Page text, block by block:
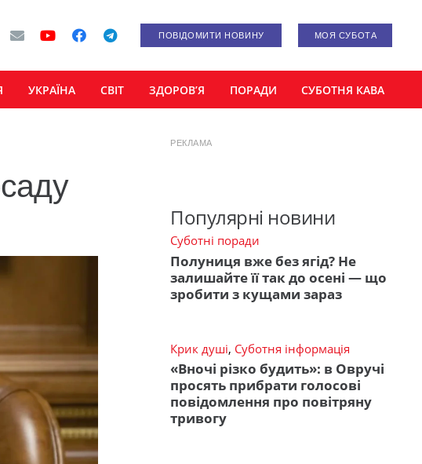
ПОВІДОМИТИ НОВИНУ МОЯ СУБОТА
УКРАЇНА СВІТ ЗДОРОВ’Я ПОРАДИ СУБОТНЯ КАВА
РЕКЛАМА
Популярні новини
Суботні поради
Полуниця вже без ягід? Не
залишайте її так до осені — що
зробити з кущами зараз
Крик душі, Суботня інформація
«Вночі різко будить»: в Овручі
просять прибрати голосові
повідомлення про повітряну
тривогу